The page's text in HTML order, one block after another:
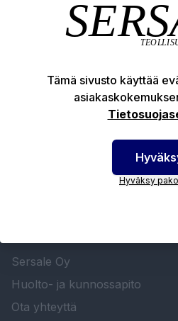
Tuotekuvaus
Tekniset edut
Sersale Oy
Huolto- ja kunnossapito
Ota yhteyttä
Tämä sivusto käyttää
Hyväksy